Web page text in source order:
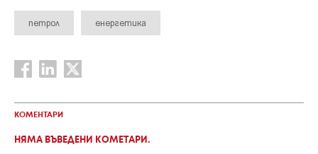
петрол енергетика
КОМЕНТАРИ
НЯМА ВЪВЕДЕНИ КОМЕТАРИ.